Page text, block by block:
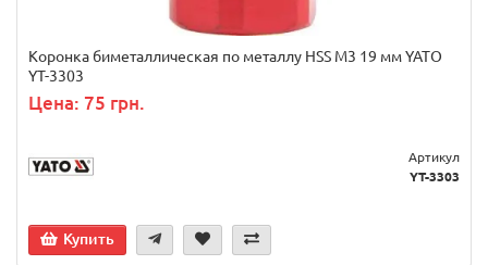
Коронка биметаллическая по металлу HSS M3 19 мм YATO
YT-3303
Цена: 75 грн.
Артикул
YT-3303
Купить